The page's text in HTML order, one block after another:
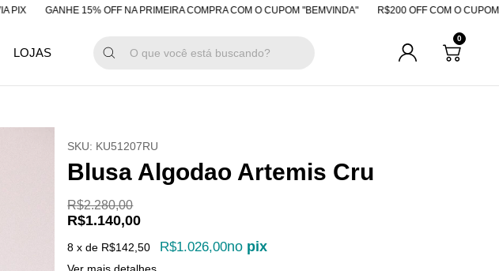
GANHE 15% OFF NA PRIMEIRA COMPRA COM O CUPOM "BEMVINDA" R$200 OFF COM O CUPOM DE
LOJAS
0
SKU: KU51207RU
Blusa Algodao Artemis Cru
R$2.280,00
R$1.140,00
8 x de R$142,50 R$1.026,00no pix